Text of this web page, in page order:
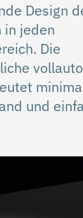
Design
jeden
Die
und